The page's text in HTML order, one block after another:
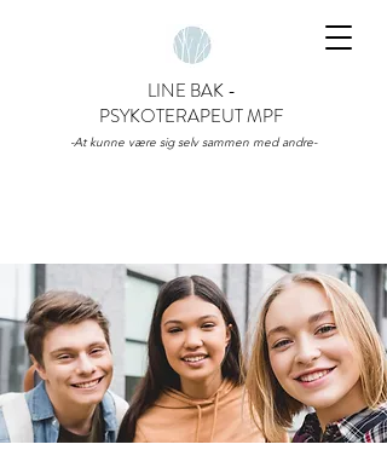
LINE BAK -
PSYKOTERAPEUT MPF
-At kunne være sig selv sammen med andre-